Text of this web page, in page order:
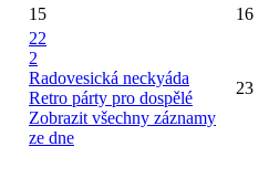
15 16
22
2
Radovesická neckyáda
Retro párty pro dospělé
Zobrazit všechny záznamy
ze dne
23